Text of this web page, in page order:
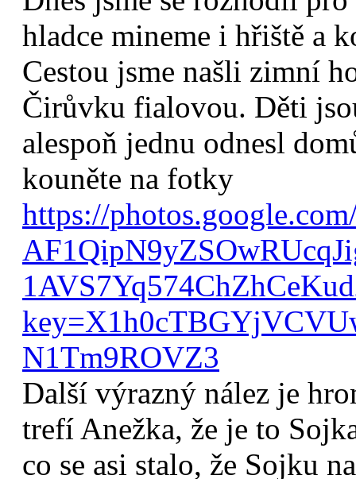
hladce mineme i hřiště a
Cestou jsme našli zimní
Čirůvku fialovou. Děti
alespoň jednu odnesl
kouněte na fotky
https://
key=
N1Tm9ROVZ3
Další výrazný nález je
trefí Anežka, že je to
co se asi stalo, že Sojku